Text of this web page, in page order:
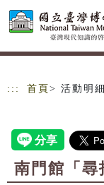
跳到主要內容
網站導覽
::: 首頁 > 活動明細
南門館「尋